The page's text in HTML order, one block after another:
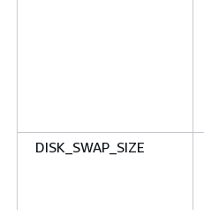
DISK_SWAP_SIZE